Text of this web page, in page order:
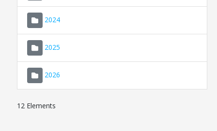
2024
2025
2026
12 Elements